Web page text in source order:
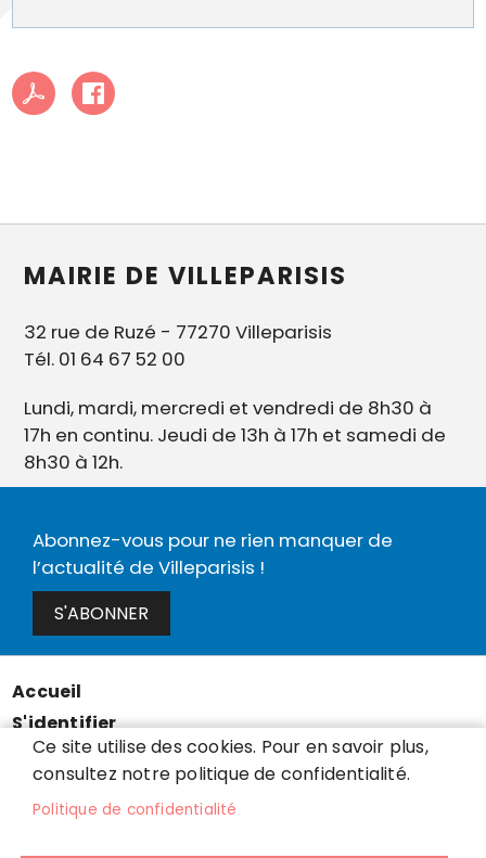
MAIRIE DE VILLEPARISIS
32 rue de Ruzé - 77270 Villeparisis
Tél. 01 64 67 52 00
Lundi, mardi, mercredi et vendredi de 8h30 à
17h en continu. Jeudi de 13h à 17h et samedi de
8h30 à 12h.
Abonnez-vous pour ne rien manquer de
l’actualité de Villeparisis !
S'ABONNER
Menu
Pied
de
page
Accueil
S'identifier
Mentions légales
Données personnelles
Accessibilité : partiellement conforme
Ce site utilise des cookies. Pour en savoir plus,
consultez notre politique de confidentialité.
Politique de confidentialité